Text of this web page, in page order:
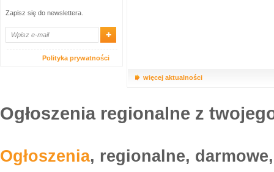
Zapisz się do newslettera.
Polityka prywatności
więcej aktualności
Ogłoszenia regionalne z
Ogłoszenia, regionalne,